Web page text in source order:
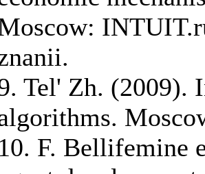
Tel' Zh. (2009).
10. F. Bellifemine